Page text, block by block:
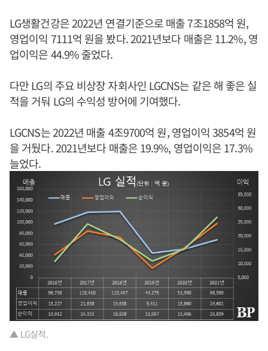
LG생활건강은 2022년 연결기준으로 매출 7조1858억 원,
영업이익 7111억 원을 봤다. 2021년보다 매출은 11.2%, 영
업이익은 44.9% 줄었다.
다만 LG의 주요 비상장 자회사인 LGCNS는 같은 해 좋은 실
적을 거둬 LG의 수익성 방어에 기여했다.
LGCNS는 2022년 매출 4조9700억 원, 영업이익 3854억 원
을 거뒀다. 2021년보다 매출은 19.9%, 영업이익은 17.3%
늘었다.
▲ LG실적.